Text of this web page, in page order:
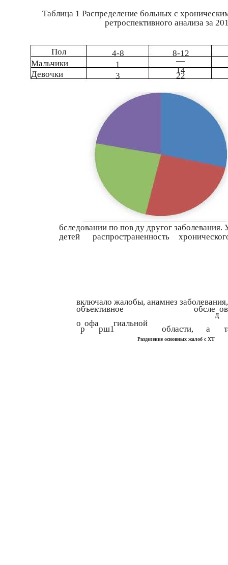
бследовании по пов ду другог заболевания.
детей
распространенность
Пол 4-8
8-12
Мальчики
1
—
14
Девочки 3 22
Таблица 1 Распределение больных с
ретроспективного анализа за
включало жалобы, анамнез заболевания,
объективное обсле
д
о
р
офа
рш1
гиальной
области, а
Разделение основных жалоб с ХТ